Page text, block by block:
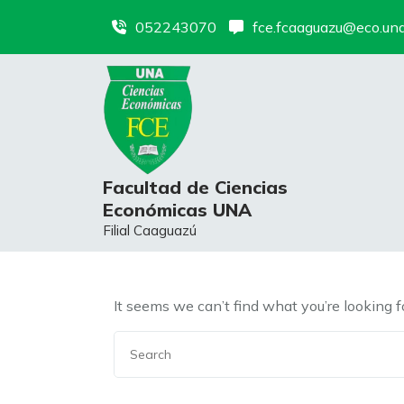
content
052243070
Facultad de Ciencias
Económicas UNA
Filial Caaguazú
It seems we can’t find what you’re looking